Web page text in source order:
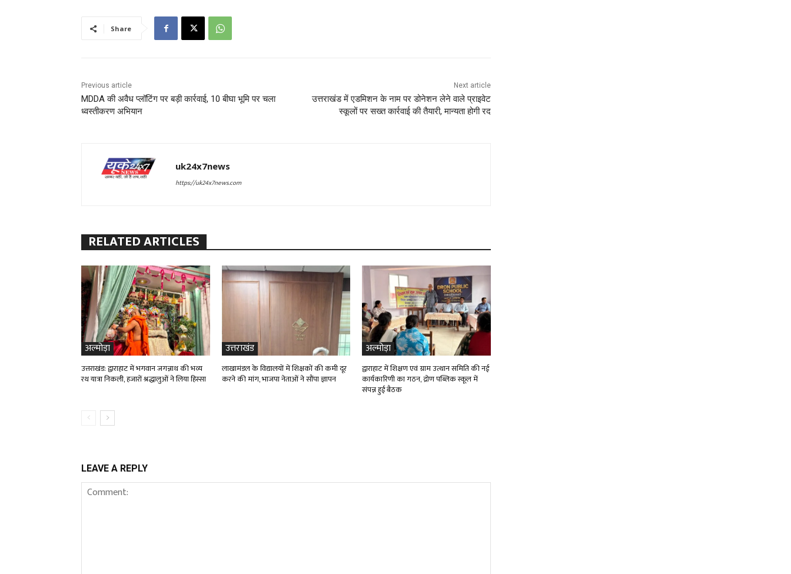
Share
Previous article
MDDA की अवैध प्लॉटिंग पर बड़ी कार्रवाई, 10 बीघा भूमि पर चला
ध्वस्तीकरण अभियान
Next article
उत्तराखंड में एडमिशन के नाम पर डोनेशन लेने वाले प्राइवेट
स्कूलों पर सख्त कार्रवाई की तैयारी, मान्यता होगी रद
uk24x7news
https://uk24x7news.com
RELATED ARTICLES
अल्मोड़ा
उत्तराखंड: द्वाराहाट में भगवान जगन्नाथ की भव्य
रथ यात्रा निकली, हजारों श्रद्धालुओं ने लिया हिस्सा
उत्तराखंड
लाखामंडल के विद्यालयों में शिक्षकों की कमी दूर
करने की मांग, भाजपा नेताओं ने सौंपा ज्ञापन
अल्मोड़ा
द्वाराहाट में शिक्षण एवं ग्राम उत्थान समिति की नई
कार्यकारिणी का गठन, द्रोण पब्लिक स्कूल में
संपन्न हुई बैठक
LEAVE A REPLY